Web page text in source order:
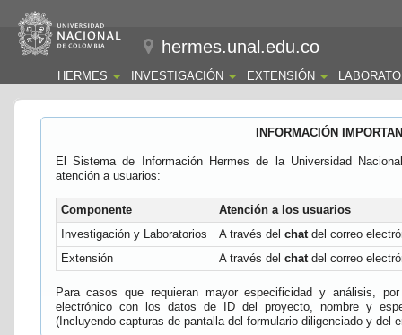
hermes.unal.edu.co
HERMES INVESTIGACIÓN EXTENSIÓN
INFORMACIÓN
El Sistema de Información Hermes de la Universidad
atención a usuarios:
Componente
Atención a los usuarios
Investigación y Laboratorios
A través del chatdel correo
Extensión
A través del chatdel correo
Para casos que requieran mayor especificidad y análisis,
electrónico con los datos de ID del proyecto, nombre y
(Incluyendo capturas de pantalla del formulario diligenciado y del